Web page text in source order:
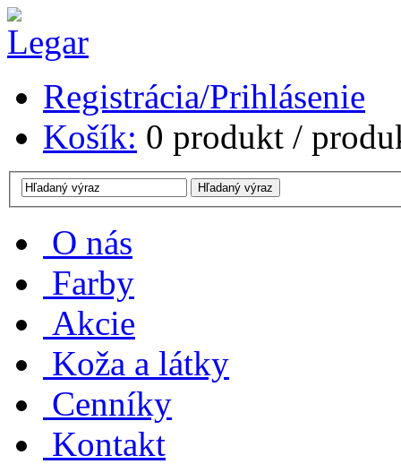
Registrácia/Prihlásenie
Košík: 0 produkt /
O nás
Farby
Akcie
Koža a látky
Cenníky
Kontakt